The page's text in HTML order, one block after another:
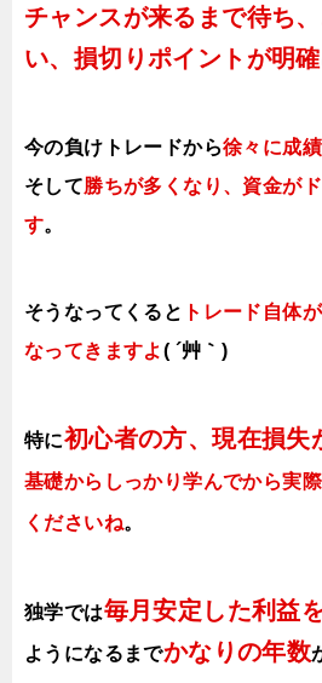
チャンスが来るまで待ち
い、損切りポイントが明確
今の負けトレードから徐々に成
そして勝ちが多くなり、資金が
す。
そうなってくると トレード自体
なってきますよ ( ´艸｀)
特に初心者の方、現在損失
基礎からしっかり学んでから実
くださいね。
独学では毎月安定した利益
ようになるまでかなりの年数